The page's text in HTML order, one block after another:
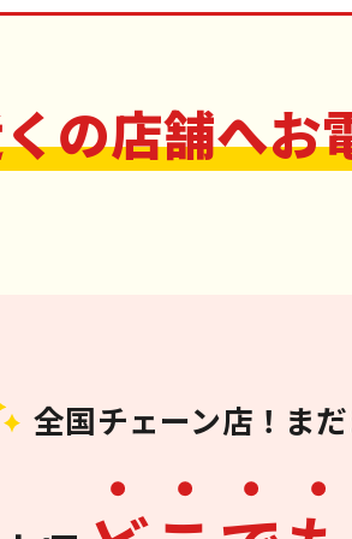
の店舗へお
全国チェーン店！ま